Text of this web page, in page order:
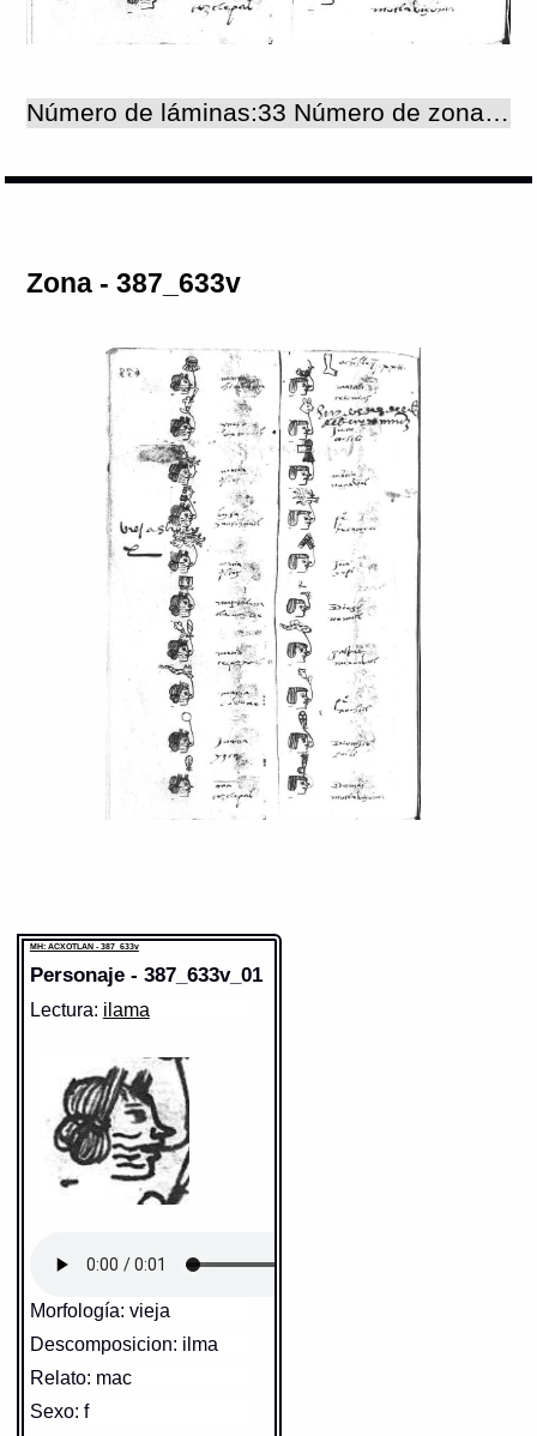
Número de láminas:33 Número de zonas:33
Zona - 387_633v
MH: ACXOTLAN - 387_633v
Personaje - 387_633v_01
Lectura: ilama
Morfología: vieja
Descomposicion: ilma
Relato: mac
Sexo: f